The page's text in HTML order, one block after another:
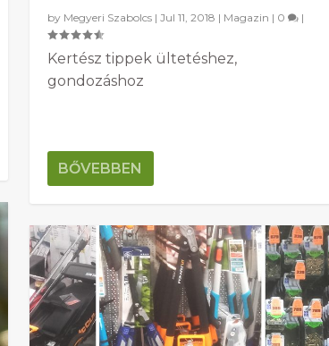
by Megyeri Szabolcs| Jul 11, 2018 | Magazin | 0 |
Kertész tippek ültetéshez,
gondozáshoz
BŐVEBBEN